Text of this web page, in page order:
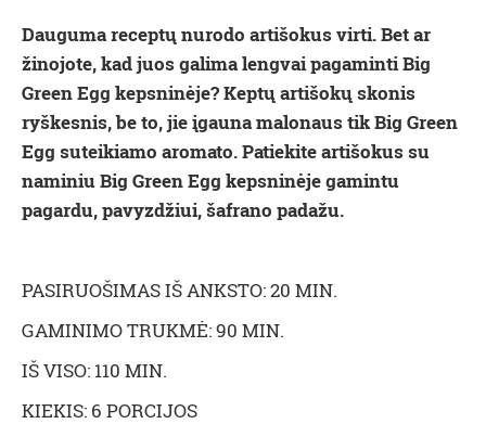
Dauguma receptų nurodo artišokus virti. Bet ar
žinojote, kad juos galima lengvai pagaminti Big
Green Egg kepsninėje? Keptų artišokų skonis
ryškesnis, be to, jie įgauna malonaus tik Big Green
Egg suteikiamo aromato. Patiekite artišokus su
naminiu Big Green Egg kepsninėje gamintu
pagardu, pavyzdžiui, šafrano padažu.
PASIRUOŠIMAS IŠ ANKSTO: 20 MIN.
GAMINIMO TRUKMĖ: 90 MIN.
IŠ VISO: 110 MIN.
KIEKIS: 6 PORCIJOS